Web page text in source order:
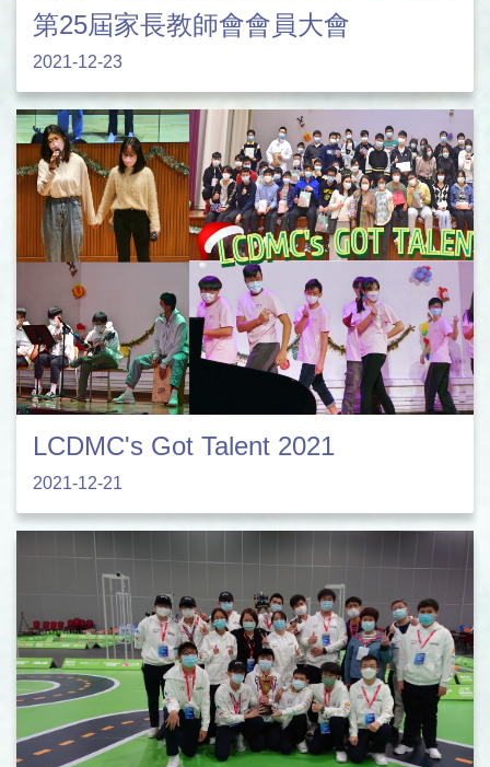
第25屆家長教師會會員大會
2021-12-23
LCDMC's Got Talent 2021
2021-12-21